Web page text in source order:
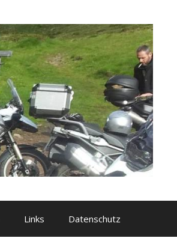
Links Datenschutz